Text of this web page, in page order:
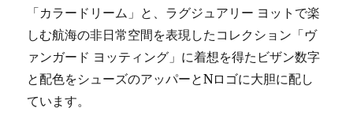
ー
が
お
目
「カラードリーム」と、ラグジュアリー ヨットで楽
しむ航海の非日常空間を表現したコレクション「ヴ
ァンガード ヨッティング」に着想を得たビザン数字
と配色をシューズのアッパーとNロゴに大胆に配し
ています。